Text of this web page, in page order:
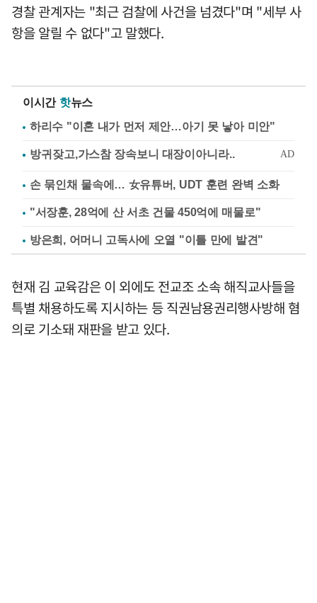
경찰 관계자는 "최근 검찰에 사건을 넘겼다"며 "세부 사
항을 알릴 수 없다"고 말했다.
이시간 핫뉴스
하리수 "이혼 내가 먼저 제안…아기 못 낳아 미안"
손 묶인채 물속에… 女유튜버, UDT 훈련 완벽 소화
"서장훈, 28억에 산 서초 건물 450억에 매물로"
방은희, 어머니 고독사에 오열 "이틀 만에 발견"
현재 김 교육감은 이 외에도 전교조 소속 해직교사들을
특별 채용하도록 지시하는 등 직권남용권리행사방해 혐
의로 기소돼 재판을 받고 있다.